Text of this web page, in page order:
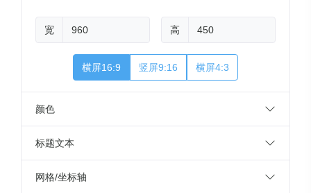
宽 高
横屏16:9 竖屏9:16 横屏4:3
颜色
标题文本
网格/坐标轴